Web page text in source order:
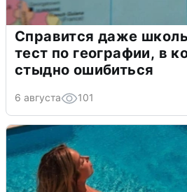
Справится даже
тест по географии, в
стыдно ошибиться
6 августа 101